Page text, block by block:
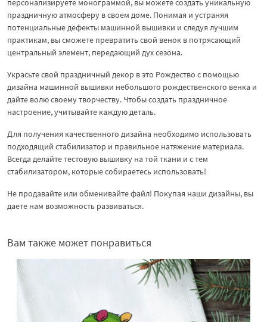
праздничную атмосферу в своем доме. Понимая и устраняя
потенциальные дефекты машинной вышивки и следуя лучшим
практикам, вы сможете превратить свой венок в потрясающий
центральный элемент, передающий дух сезона.
Украсьте свой праздничный декор в это Рождество с помощью
дизайна машинной вышивки небольшого рождественского венка и
дайте волю своему творчеству. Чтобы создать праздничное
настроение, учитывайте каждую деталь.
Для получения качественного дизайна необходимо использовать
подходящий стабилизатор и правильное натяжение материала.
Всегда делайте тестовую вышивку на той ткани и с тем
стабилизатором, которые собираетесь использовать!
Не продавайте или обменивайте файл! Покупая наши дизайны, вы
даете нам возможность развиваться.
Вам также может понравиться